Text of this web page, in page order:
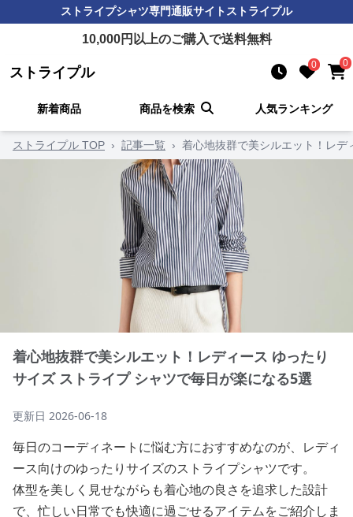
ストライプシャツ専門通販サイト ストライプル
10,000円以上のご購入で送料無料
ストライプル 0 0
新着商品 商品を検索 人気ランキング
ストライプル TOP › 記事一覧 › 着心地抜群で美シルエット！レ
着心地抜群で美シルエット！レディース ゆったり
サイズ ストライプ シャツで毎日が楽になる5選
更新日 2026-06-18
毎日のコーディネートに悩む方におすすめなのが、レディ
ース向けのゆったりサイズのストライプシャツです。
体型を美しく見せながらも着心地の良さを追求した設計
で、忙しい日常でも快適に過ごせるアイテムをご紹介しま